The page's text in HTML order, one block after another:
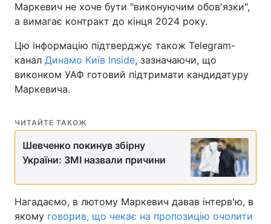
Маркевич не хоче бути "виконуючим обов'язки",
а вимагає контракт до кінця 2024 року.
Цю інформацію підтверджує також Telegram-
канал Динамо Київ Inside, зазначаючи, що
виконком УАФ готовий підтримати кандидатуру
Маркевича.
ЧИТАЙТЕ ТАКОЖ
Шевченко покинув збірну
України: ЗМІ назвали причини
Нагадаємо, в лютому Маркевич давав інтерв'ю, в
якому говорив, що чекає на пропозицію очолити